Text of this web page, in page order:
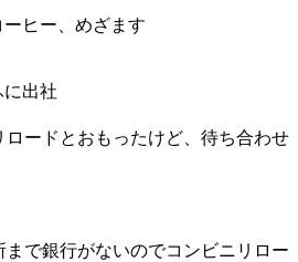
ヒー、めざます
に出社
ロードとおもったけど、待ち合わせ
で銀行がないのでコンビニリロー